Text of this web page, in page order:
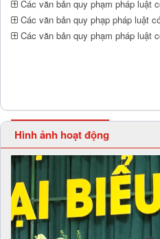
Các văn bản quy phạm pháp luật
Các văn bản quy phạp pháp luật
Các văn bản quy phạm pháp luật
Hình ảnh hoạt động